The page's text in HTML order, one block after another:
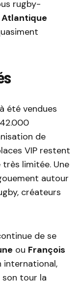
rugby-
été vendues
de
VIP restent
limitée. Une
autour
créateurs
de se
ou François
international,
son tour la